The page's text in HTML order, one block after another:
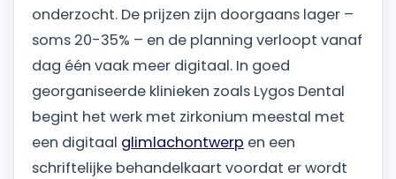
onderzocht. De prijzen zijn doorgaans lager –
soms 20-35% – en de planning verloopt vanaf
dag één vaak meer digitaal. In goed
georganiseerde klinieken zoals Lygos Dental
begint het werk met zirkonium meestal met
een digitaal glimlachontwerp en een
schriftelijke behandelkaart voordat er wordt